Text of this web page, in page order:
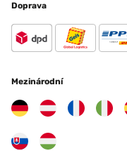
Doprava
Mezinárodní